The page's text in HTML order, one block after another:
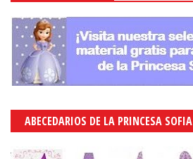
ABECEDARIOS DE LA PRINCESA SOFIA